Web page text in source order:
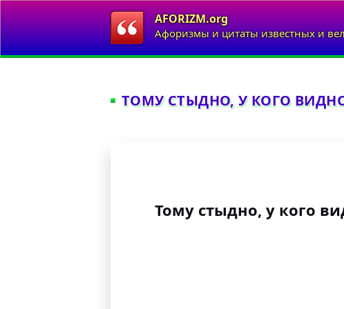
AFORIZM.org
Афоризмы и цитаты известных и
ТОМУ СТЫДНО, У КОГО
Тому стыдно, у кого